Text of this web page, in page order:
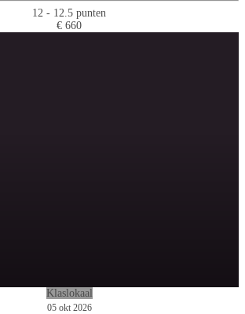
12 - 12.5 punten
€ 660
Klaslokaal
05 okt 2026